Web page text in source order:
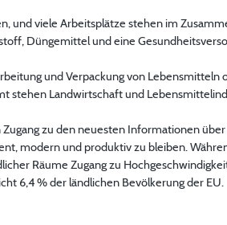
und viele Arbeitsplätze stehen im
Düngemittel und eine
und Verpackung von Lebensmitteln
stehen Landwirtschaft und
zu den neuesten Informationen
modern und produktiv zu bleiben.
Räume Zugang zu
6,4 % der ländlichen Bevölkerung der EU.